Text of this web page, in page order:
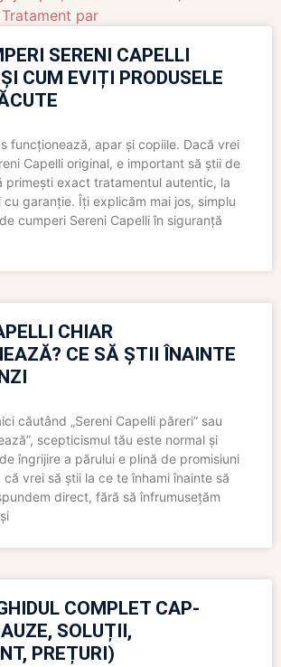
Tratament par
SERENI CAPELLI
CUM EVIȚI PRODUSELE
funcționează, apar și copiile. Dacă vrei
Capelli original, e important să știi de
primești exact tratamentul autentic, la
garanție. Îți explicăm mai jos, simplu
cumperi Sereni Capelli în siguranță
CHIAR
CE SĂ ȘTII ÎNAINTE
căutând „Sereni Capelli păreri” sau
scepticismul tău este normal și
îngrijire a părului e plină de promisiuni
vrei să știi la ce te înhami înainte să
direct, fără să înfrumusețăm
COMPLET CAP-
SOLUȚII,
PREȚURI)